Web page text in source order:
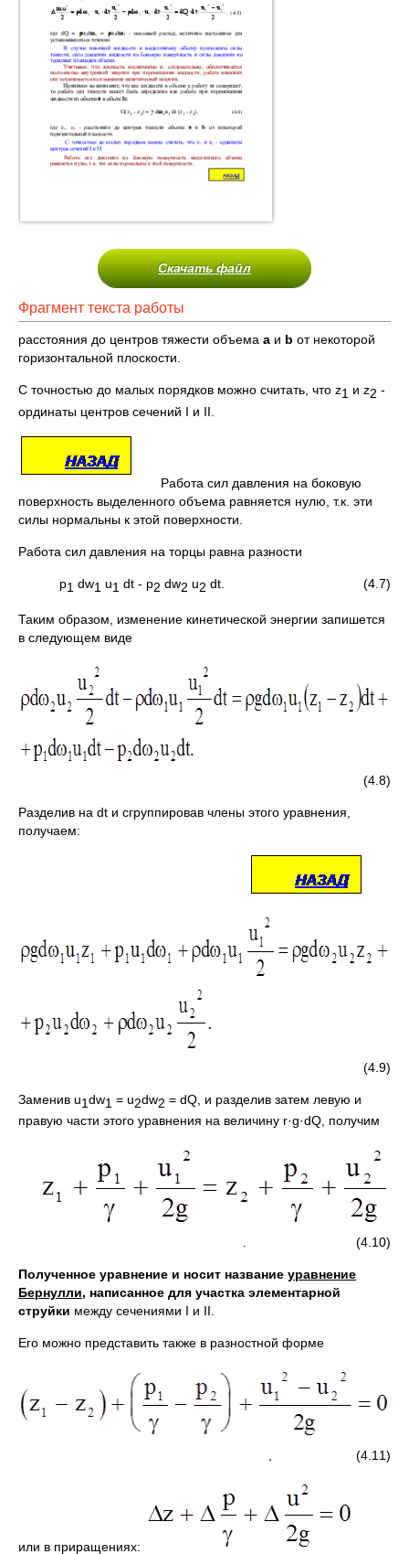
Скачать файл
Фрагмент текста работы
расстояния до центров тяжести объема а и b от некоторой
горизонтальной плоскости.
С точностью до малых порядков можно считать, что z1 и z2 -
ординаты центров сечений I и II.
Работа сил давления на боковую
поверхность выделенного объема равняется нулю, т.к. эти
силы нормальны к этой поверхности.
Работа сил давления на торцы равна разности
p1 dw1 u1 dt - p2 dw2 u2 dt. (4.7)
Таким образом, изменение кинетической энергии запишется
в следующем виде
(4.8)
Разделив на dt и сгруппировав члены этого уравнения,
получаем:
(4.9)
Заменив u1dw1 = u2dw2 = dQ, и разделив затем левую и
правую части этого уравнения на величину r·g·dQ, получим
. (4.10)
Полученное уравнение и носит название уравнение
Бернулли, написанное для участка элементарной
струйки между сечениями I и II.
Его можно представить также в разностной форме
, (4.11)
или в приращениях: